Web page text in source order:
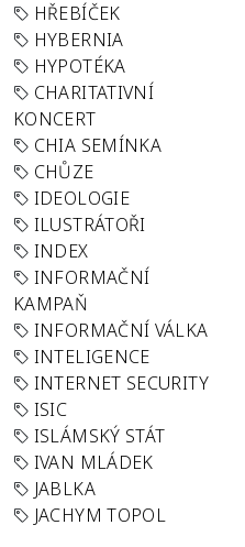
HŘEBÍČEK
HYBERNIA
HYPOTÉKA
CHARITATIVNÍ
KONCERT
CHIA SEMÍNKA
CHŮZE
IDEOLOGIE
ILUSTRÁTOŘI
INDEX
INFORMAČNÍ
KAMPAŇ
INFORMAČNÍ VÁLKA
INTELIGENCE
INTERNET SECURITY
ISIC
ISLÁMSKÝ STÁT
IVAN MLÁDEK
JABLKA
JACHYM TOPOL